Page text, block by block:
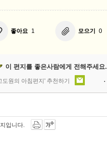
좋아요 1 모으기 0
이 편지를 좋은사람에게 전해주세요.
도원의 아침편지' 추천하기
입니다.